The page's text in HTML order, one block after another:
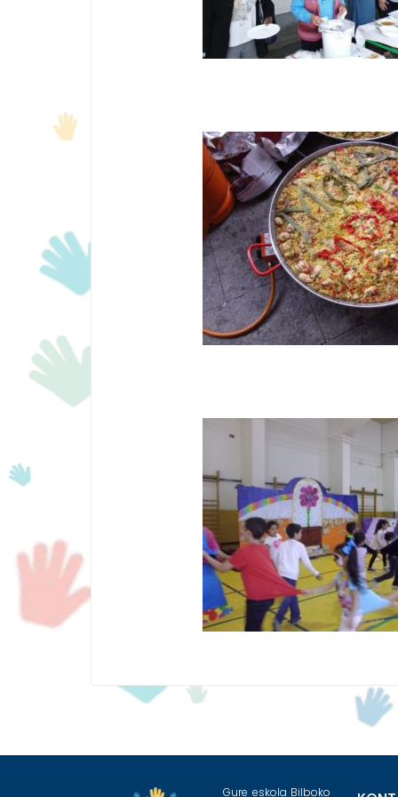
Gure eskola Bilboko